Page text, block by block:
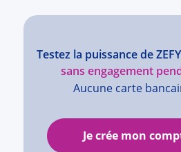
Testez la puissance de
sans engagement
Aucune carte
Je crée mon